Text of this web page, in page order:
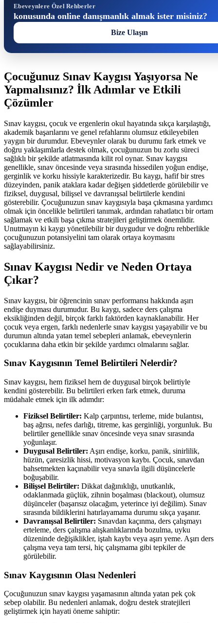
Ebeveynlere Özel Rehberler
konusunda online danışmanlık almak ister misiniz?
Bize Ulaşın
Çocuğunuz Sınav Kaygısı Yaşıyorsa Ne
Yapmalısınız? İlk Adımlar ve Etkili
Çözümler
Sınav kaygısı, çocuk ve ergenlerin okul hayatında sıkça karşılaştığı,
akademik başarılarını ve genel refahlarını olumsuz etkileyebilen
yaygın bir durumdur. Ebeveynler olarak bu durumu fark etmek ve
doğru yaklaşımlarla destek olmak, çocuğunuzun bu zorlu süreci
sağlıklı bir şekilde atlatmasında kilit rol oynar. Sınav kaygısı
genellikle, sınav öncesinde veya sırasında hissedilen yoğun endişe,
gerginlik ve korku hissiyle karakterizedir. Bu kaygı, hafif bir stres
düzeyinden, panik ataklara kadar değişen şiddetlerde görülebilir ve
fiziksel, duygusal, bilişsel ve davranışsal belirtilerle kendini
gösterebilir. Çocuğunuzun sınav kaygısıyla başa çıkmasına yardımcı
olmak için öncelikle belirtileri tanımak, ardından rahatlatıcı bir ortam
sağlamak ve etkili başa çıkma stratejileri geliştirmek önemlidir.
Unutmayın ki kaygı yönetilebilir bir duygudur ve doğru rehberlikle
çocuğunuzun potansiyelini tam olarak ortaya koymasını
sağlayabilirsiniz.
Sınav Kaygısı Nedir ve Neden Ortaya
Çıkar?
Sınav kaygısı, bir öğrencinin sınav performansı hakkında aşırı
endişe duyması durumudur. Bu kaygı, sadece ders çalışma
eksikliğinden değil, birçok farklı faktörden kaynaklanabilir. Her
çocuk veya ergen, farklı nedenlerle sınav kaygısı yaşayabilir ve bu
durumun altında yatan temel sebepleri anlamak, ebeveynlerin
çocuklarına daha etkin bir şekilde yardımcı olmalarını sağlar.
Sınav Kaygısının Temel Belirtileri Nelerdir?
Sınav kaygısı, hem fiziksel hem de duygusal birçok belirtiyle
kendini gösterebilir. Bu belirtileri erken fark etmek, duruma
müdahale etmek için ilk adımdır:
Fiziksel Belirtiler: Kalp çarpıntısı, terleme, mide bulantısı,
baş ağrısı, nefes darlığı, titreme, kas gerginliği, yorgunluk. Bu
belirtiler genellikle sınav öncesinde veya sınav sırasında
yoğunlaşır.
Duygusal Belirtiler: Aşırı endişe, korku, panik, sinirlilik,
hüzün, çaresizlik hissi, motivasyon kaybı. Çocuk, sınavdan
bahsetmekten kaçınabilir veya sınavla ilgili düşüncelerle
boğuşabilir.
Bilişsel Belirtiler: Dikkat dağınıklığı, unutkanlık,
odaklanmada güçlük, zihnin boşalması (blackout), olumsuz
düşünceler (başarısız olacağım, yeterince iyi değilim). Sınav
sırasında bildiklerini hatırlayamama durumu sıkça yaşanır.
Davranışsal Belirtiler: Sınavdan kaçınma, ders çalışmayı
erteleme, ders çalışma alışkanlıklarında bozulma, uyku
düzeninde değişiklikler, iştah kaybı veya aşırı yeme. Aşırı ders
çalışma veya tam tersi, hiç çalışmama gibi tepkiler de
görülebilir.
Sınav Kaygısının Olası Nedenleri
Çocuğunuzun sınav kaygısı yaşamasının altında yatan pek çok
sebep olabilir. Bu nedenleri anlamak, doğru destek stratejileri
geliştirmek için hayati öneme sahiptir: